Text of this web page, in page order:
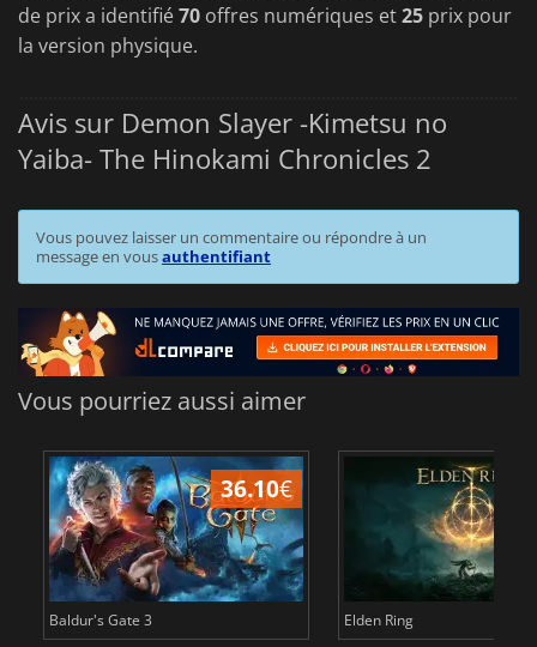
de prix a identifié70 offres numériques et25 prix pour
la version physique.
Avis sur Demon Slayer -Kimetsu no
Yaiba- The Hinokami Chronicles 2
Vous pouvez laisser un commentaire ou répondre à un
message en vousauthentifiant
Vous pourriez aussi aimer
36.10€
Baldur's Gate 3 Elden Ring